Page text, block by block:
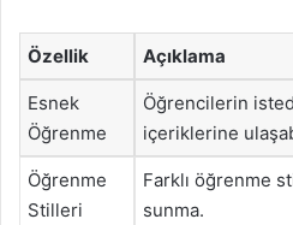
Özellik Açıklama
Esnek
Öğrenme
Öğrencilerin
içeriklerine
Öğrenme
Stilleri
Farklı öğrenme
sunma.